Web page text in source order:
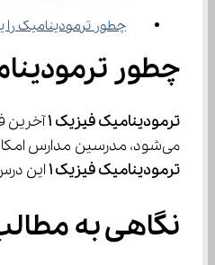
چطور ترمودینامیک را
چطور ترمودینامیک
ترمودینامیک فیزیک ۱ آخرین
می‌شود، مدرسین مدارس امکان مرور و تکرار مطالب آن را ندارند. این امر دانش آموزان را با مشکل مواجه می‌کند. خوشبختانه دانش آموزان می‌توانند بدون هزینه اضافی و با دیدن
ترمودینامیک فیزیک ۱ این
نگاهی به